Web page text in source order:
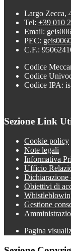
Largo Zecca,
Tel: +39 010
Email:
PEC:
C.F.:
Codice
Codice
Codice IPA:
Sezione Link
Cookie policy
Note legali
Informativa
Ufficio
Dichiarazione
Obiettivi di
Gestione
Pagina